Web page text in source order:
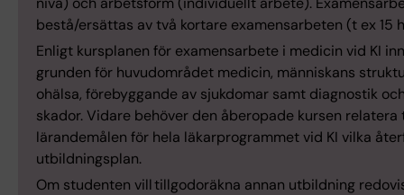
bestå/ersättas av två kortare examensarbeten (t ex 15
Enligt kursplanen för examensarbete i medicin vid KI
grunden för huvudområdet medicin, människans
ohälsa, förebyggande av sjukdomar samt diagnostik
skador. Vidare behöver den åberopade kursen
lärandemålen för hela läkarprogrammet vid KI vilka
utbildningsplan.
Om studenten vill tillgodoräkna annan utbildning